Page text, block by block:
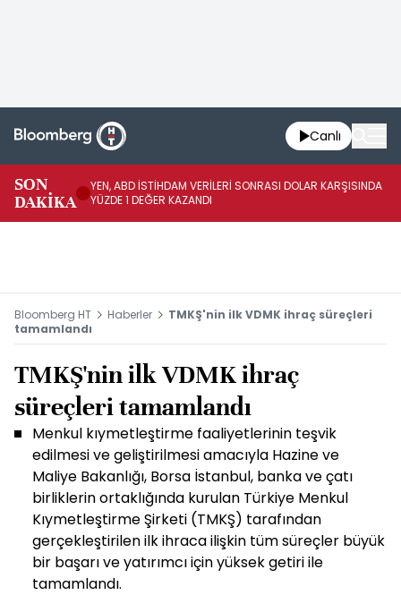
Canlı
SON
DAKİKA
YEN, ABD İSTİHDAM VERİLERİ SONRASI DOLAR KARŞISINDA
YÜZDE 1 DEĞER KAZANDI
Bloomberg HT Haberler
TMKŞ'nin ilk VDMK ihraç süreçleri
tamamlandı
TMKŞ'nin ilk VDMK ihraç
süreçleri tamamlandı
Menkul kıymetleştirme faaliyetlerinin teşvik
edilmesi ve geliştirilmesi amacıyla Hazine ve
Maliye Bakanlığı, Borsa İstanbul, banka ve çatı
birliklerin ortaklığında kurulan Türkiye Menkul
Kıymetleştirme Şirketi (TMKŞ) tarafından
gerçekleştirilen ilk ihraca ilişkin tüm süreçler büyük
bir başarı ve yatırımcı için yüksek getiri ile
tamamlandı.